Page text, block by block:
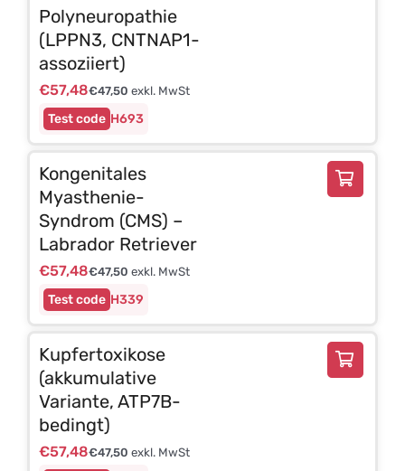
H693
Polyneuropathie
(LPPN3, CNTNAP1-
assoziiert)
€57,48€47,50 exkl. MwSt
H339
Kongenitales
Myasthenie-
Syndrom (CMS) –
Labrador Retriever
€57,48€47,50 exkl. MwSt
Kupfertoxikose
(akkumulative
Variante, ATP7B-
bedingt)
€57,48€47,50 exkl. MwSt